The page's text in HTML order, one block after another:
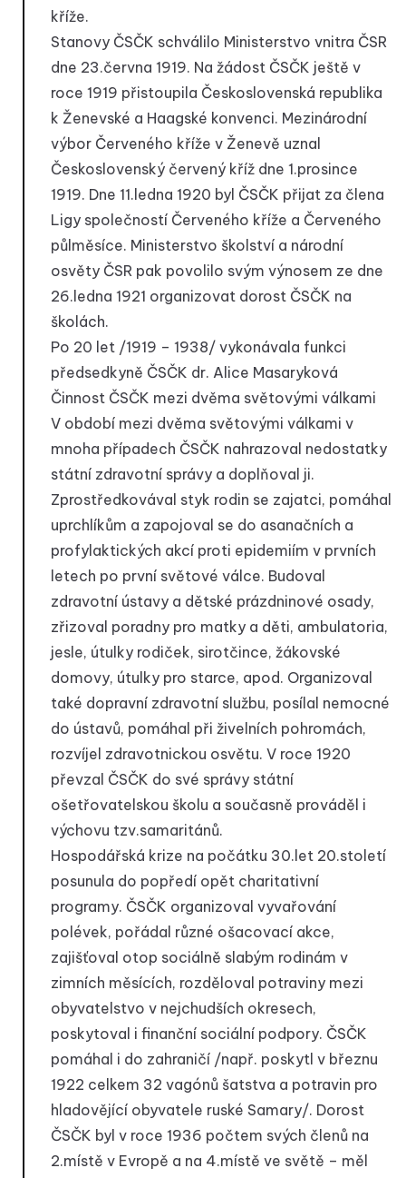
kříže.
Stanovy ČSČK schválilo Ministerstvo vnitra ČSR
dne 23.června 1919. Na žádost ČSČK ještě v
roce 1919 přistoupila Československá republika
k Ženevské a Haagské konvenci. Mezinárodní
výbor Červeného kříže v Ženevě uznal
Československý červený kříž dne 1.prosince
1919. Dne 11.ledna 1920 byl ČSČK přijat za člena
Ligy společností Červeného kříže a Červeného
půlměsíce. Ministerstvo školství a národní
osvěty ČSR pak povolilo svým výnosem ze dne
26.ledna 1921 organizovat dorost ČSČK na
školách.
Po 20 let /1919 – 1938/ vykonávala funkci
předsedkyně ČSČK dr. Alice Masaryková
Činnost ČSČK mezi dvěma světovými válkami
V období mezi dvěma světovými válkami v
mnoha případech ČSČK nahrazoval nedostatky
státní zdravotní správy a doplňoval ji.
Zprostředkovával styk rodin se zajatci, pomáhal
uprchlíkům a zapojoval se do asanačních a
profylaktických akcí proti epidemiím v prvních
letech po první světové válce. Budoval
zdravotní ústavy a dětské prázdninové osady,
zřizoval poradny pro matky a děti, ambulatoria,
jesle, útulky rodiček, sirotčince, žákovské
domovy, útulky pro starce, apod. Organizoval
také dopravní zdravotní službu, posílal nemocné
do ústavů, pomáhal při živelních pohromách,
rozvíjel zdravotnickou osvětu. V roce 1920
převzal ČSČK do své správy státní
ošetřovatelskou školu a současně prováděl i
výchovu tzv.samaritánů.
Hospodářská krize na počátku 30.let 20.století
posunula do popředí opět charitativní
programy. ČSČK organizoval vyvařování
polévek, pořádal různé ošacovací akce,
zajišťoval otop sociálně slabým rodinám v
zimních měsících, rozděloval potraviny mezi
obyvatelstvo v nejchudších okresech,
poskytoval i finanční sociální podpory. ČSČK
pomáhal i do zahraničí /např. poskytl v březnu
1922 celkem 32 vagónů šatstva a potravin pro
hladovějící obyvatele ruské Samary/. Dorost
ČSČK byl v roce 1936 počtem svých členů na
2.místě v Evropě a na 4.místě ve světě – měl